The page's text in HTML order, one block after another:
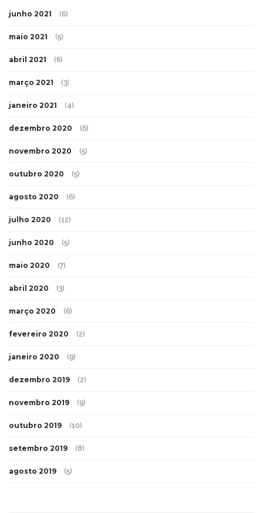
junho 2021 (6)
maio 2021 (5)
abril 2021 (6)
março 2021 (3)
janeiro 2021 (4)
dezembro 2020 (6)
novembro 2020 (5)
outubro 2020 (5)
agosto 2020 (6)
julho 2020 (12)
junho 2020 (5)
maio 2020 (7)
abril 2020 (3)
março 2020 (6)
fevereiro 2020 (2)
janeiro 2020 (9)
dezembro 2019 (2)
novembro 2019 (9)
outubro 2019 (10)
setembro 2019 (8)
agosto 2019 (5)